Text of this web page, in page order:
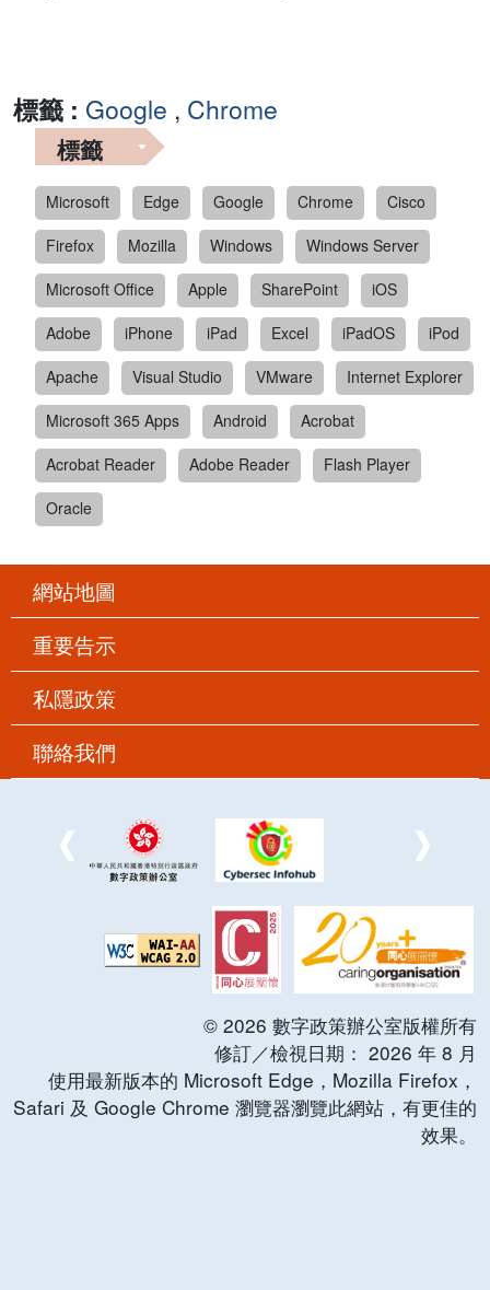
標籤 : Google , Chrome
標籤
Microsoft Edge Google Chrome
Cisco
Firefox
Mozilla Windows
Windows Server
Microsoft Office
Apple SharePoint
iOS
Adobe
iPhone iPad Excel iPadOS
iPod
Apache
Visual Studio VMware
Internet Explorer
Microsoft 365 Apps
Android
Acrobat
Acrobat Reader
Adobe Reader
Flash Player
Oracle
網站地圖
重要告示
私隱政策
聯絡我們
© 2026 數字政策辦公室版權所有
修訂／檢視日期： 2026 年 8 月
使用最新版本的 Microsoft Edge，Mozilla Firefox，
Safari 及 Google Chrome 瀏覽器瀏覽此網站，有更佳的
效果。